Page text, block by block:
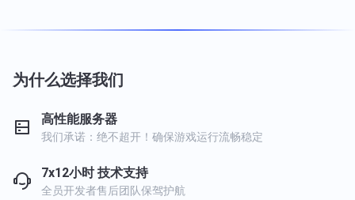
为什么选择我们
高性能服务器
我们承诺：绝不超开！确保游戏运行流畅稳定
7x12小时 技术支持
全员开发者售后团队保驾护航